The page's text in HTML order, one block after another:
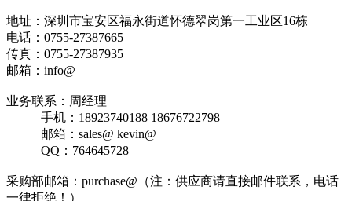
地址：深圳市宝安区福永街道怀德翠岗第一工业区16栋
电话：0755-27387665
传真：0755-27387935
邮箱：info@
业务联系：周经理
手机：18923740188 18676722798
邮箱：sales@ kevin@
QQ：764645728
采购部邮箱：purchase@（注：供应商请直接邮件联系，电话
一律拒绝！）